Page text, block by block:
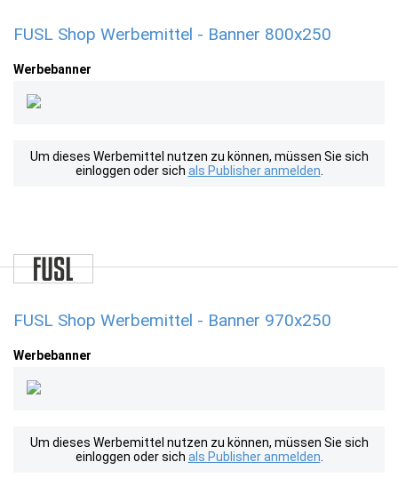
FUSL Shop Werbemittel - Banner 800x250
Werbebanner
Um dieses Werbemittel nutzen zu können, müssen Sie sich
einloggen oder sich als Publisher anmelden
FUSL Shop Werbemittel - Banner 970x250
Werbebanner
Um dieses Werbemittel nutzen zu können, müssen Sie sich
einloggen oder sich als Publisher anmelden